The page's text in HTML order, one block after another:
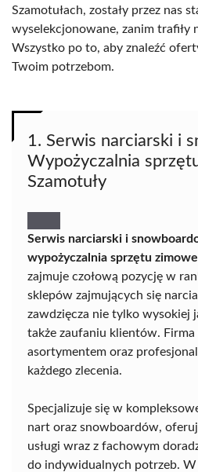
Szamotułach, zostały przez nas
wyselekcjonowane, zanim trafiły
Wszystko po to, aby znaleźć
Twoim potrzebom.
1. Serwis narciarski i
Wypożyczalnia
Szamotuły
Serwis narciarski i
wypożyczalnia sprzętu
zajmuje czołową pozycję w
sklepów zajmujących się
zawdzięcza nie tylko wysokiej
także zaufaniu klientów.
asortymentem oraz
każdego zlecenia.
Specjalizuje się w
nart oraz snowboardów,
usługi wraz z fachowym
do indywidualnych potrzeb.